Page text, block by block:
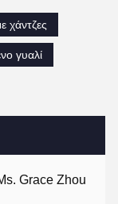
Grace Zhou
χάντζες
γυαλί